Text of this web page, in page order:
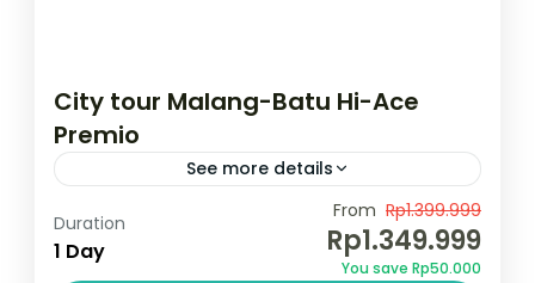
City tour Malang-Batu Hi-Ace
Premio
See more details
#travelmalang #wisatamalang #sewahiacemalang
#trip malangbatu
Rp. 1.350.000,- Pesan Sekarang !!
Duration
1 Day
From Rp1.399.999
Rp1.349.999
You save Rp50.000